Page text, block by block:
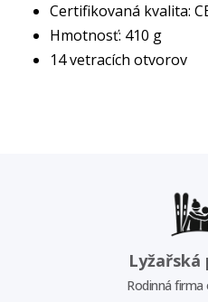
Certifikovaná kvalita:
Hmotnosť: 410 g
14 vetracích otvorov
Lyžařská
Rodinná